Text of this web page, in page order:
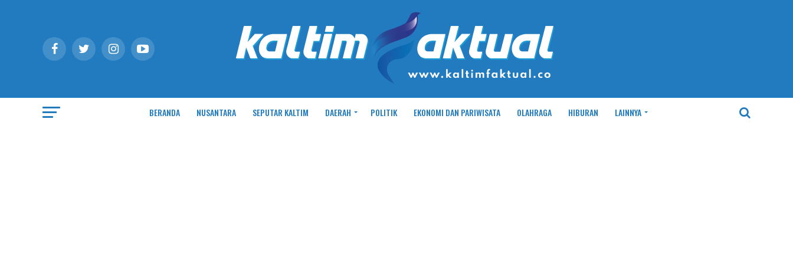
BERANDA NUSANTARA SEPUTAR KALTIM DAERAH POLITIK EKONOMI DAN PARIWISATA OLAHRAGA HIBURAN LAINNYA